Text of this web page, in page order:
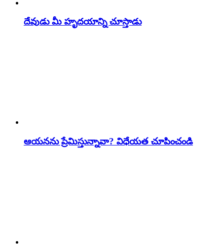
దేవుడు మీ హృదయాన్ని చూస్తాడు
ఆయనను ప్రేమిస్తున్నావా? విధేయత చూపించండి